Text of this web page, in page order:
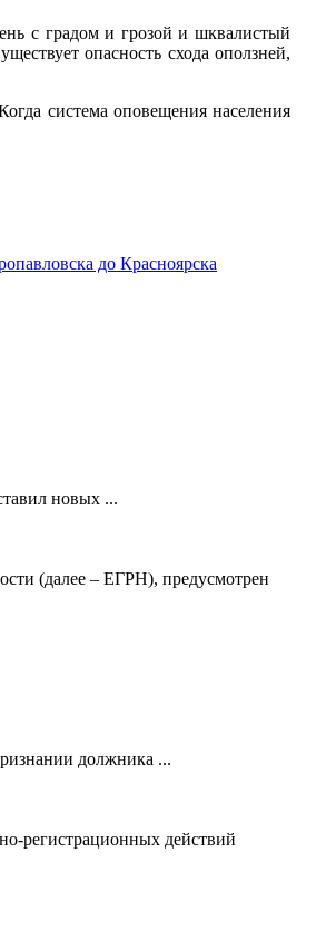
с градом и грозой и шквалистый
опасность схода оползней,
система оповещения населения
до Красноярска
новых ...
(далее – ЕГРН), предусмотрен
должника ...
регистрационных действий